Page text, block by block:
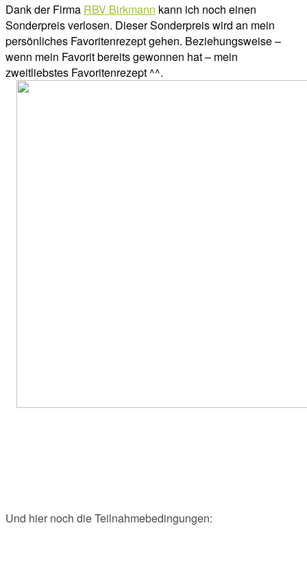
Dank der Firma RBV Birkmann kann ich noch einen
Sonderpreis verlosen. Dieser Sonderpreis wird an mein
persönliches Favoritenrezept gehen. Beziehungsweise –
wenn mein Favorit bereits gewonnen hat – mein
zweitliebstes Favoritenrezept ^^.
Und hier noch die Teilnahmebedingungen: